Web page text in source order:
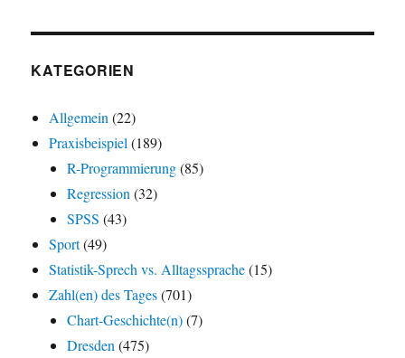
KATEGORIEN
Allgemein(22)
Praxisbeispiel(189)
R-Programmierung(85)
Regression(32)
SPSS (43)
Sport(49)
Statistik-Sprech vs. Alltagssprache(15)
Zahl(en) des Tages(701)
Chart-Geschichte(n)(7)
Dresden(475)